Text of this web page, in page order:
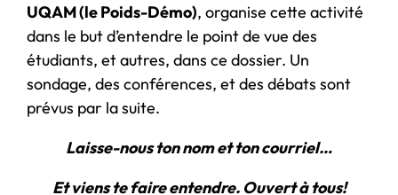
UQAM (le Poids-Démo), organise cette activité
dans le but d’entendre le point de vue des
étudiants, et autres, dans ce dossier. Un
sondage, des conférences, et des débats sont
prévus par la suite.
Laisse-nous ton nom et ton courriel…
Et viens te faire entendre. Ouvert à tous!